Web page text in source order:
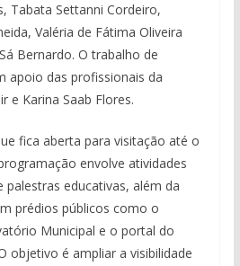
Tabata Settanni Cordeiro,
Valéria de Fátima Oliveira
Bernardo. O trabalho de
apoio das profissionais da
e Karina Saab Flores.
fica aberta para visitação até o
envolve atividades
palestras educativas, além da
prédios públicos como o
Municipal e o portal do
objetivo é ampliar a visibilidade